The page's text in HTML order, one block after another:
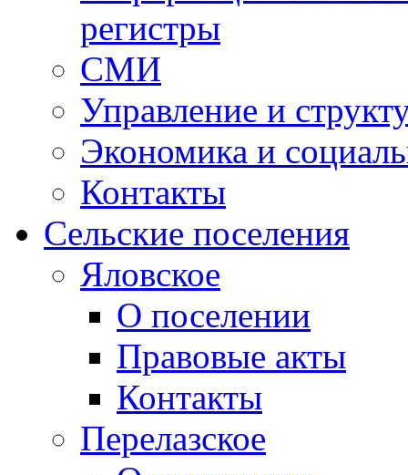
регистры
СМИ
Управление и
Экономика и
Контакты
Сельские поселения
Яловское
О поселении
Правовые акты
Контакты
Перелазское